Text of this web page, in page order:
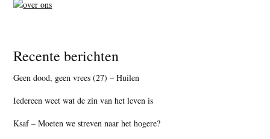
Recente berichten
Geen dood, geen vrees (27) – Huilen
Iedereen weet wat de zin van het leven is
Ksaf – Moeten we streven naar het hogere?